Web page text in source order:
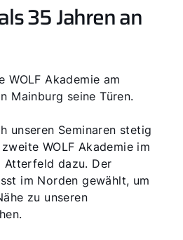
35 Jahren an
WOLF Akademie am
Mainburg seine Türen.
unseren Seminaren stetig
WOLF Akademie im
Atterfeld dazu. Der
im Norden gewählt, um
zu unseren